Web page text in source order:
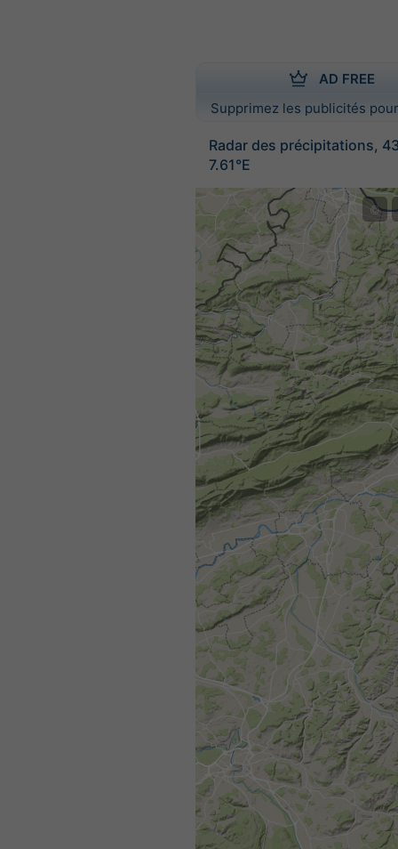
AD FREE
Supprimez les publicités
Radar des précipitations,
7.61°E
©